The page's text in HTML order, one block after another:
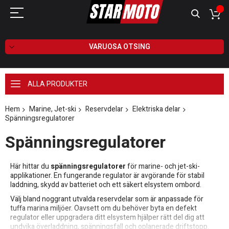
VARUOSA OTSING
ALLA PRODUKTER
Hem Marine, Jet-ski Reservdelar
Elektriska delar
Spänningsregulatorer
Spänningsregulatorer
Här hittar du spänningsregulatorerför marine- och jet-ski-
applikationer. En fungerande regulator är avgörande för stabil
laddning, skydd av batteriet och ett säkert elsystem ombord.
Välj bland noggrant utvalda reservdelar som är anpassade för
tuffa marina miljöer. Oavsett om du behöver byta en defekt
regulator eller uppgradera ditt elsystem hjälper rätt del dig att
undvika överladdning, spänningsfall och oplanerade driftstopp.